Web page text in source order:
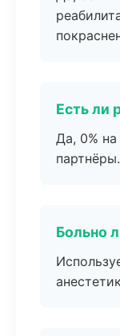
Есть ли
Да, 0%
партнёры.
Больно